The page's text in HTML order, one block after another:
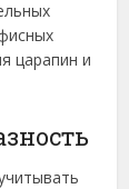
царапин и